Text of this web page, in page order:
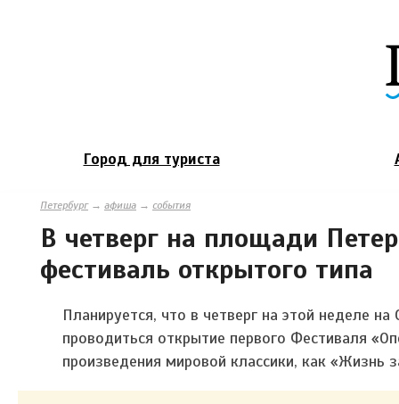
Город для туриста
Петербург→ афиша → события
В четверг на площади
фестиваль открытого типа
Планируется, что в четверг на этой неделе
проводиться открытие первого Фестиваля
произведения мировой классики, как «Жизнь